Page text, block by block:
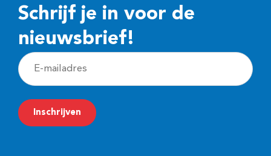
Schrijf je in voor de
nieuwsbrief!
E
-
m
a
Inschrijven